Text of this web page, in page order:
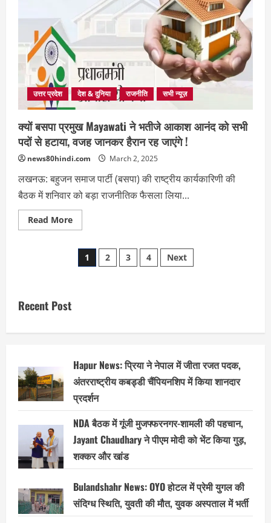
बाद
मायावती
नाम
लेकर
आकाश
आनंद
बोले-
‘हक
की
लड़ाई
लड़ता
उत्तर प्रदेश देश & दुनिया राजनीति सभी न्यूज़
क्यों बसपा प्रमुख Mayawati ने भतीजे आकाश आनंद को सभी
पदों से हटाया, वजह जानकर हैरान रह जाएंगे !
news80hindi.com March 2, 2025
लखनऊ: बहुजन समाज पार्टी (बसपा) की राष्ट्रीय कार्यकारिणी की
बैठक में शनिवार को बड़ा राजनीतिक फैसला लिया...
Read MoreRead
more
बसपा
प्रमुख
Mayawati
जानकर
हैरान
रह
जाएंगे
!
Posts
1 2 3 4 Next
Recent Post
Hapur News: प्रिया ने नेपाल में जीता रजत पदक,
अंतरराष्ट्रीय कबड्डी चैंपियनशिप में किया शानदार
प्रदर्शन
NDA बैठक में गूंजी मुजफ्फरनगर-शामली की पहचान,
Jayant Chaudhary ने पीएम मोदी को भेंट किया गुड़,
शक्कर और खांड
Bulandshahr News: OYO होटल में प्रेमी युगल की
संदिग्ध स्थिति, युवती की मौत, युवक अस्पताल में भर्ती